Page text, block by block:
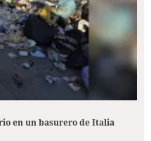
en un basurero de Italia